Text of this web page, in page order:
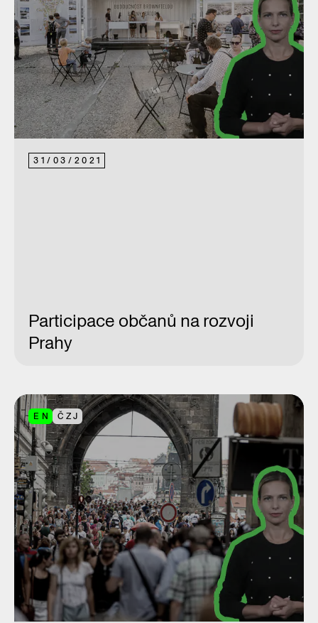
31/ 03/ 2021
Participace občanů na rozvoji
Prahy
EN ČZJ